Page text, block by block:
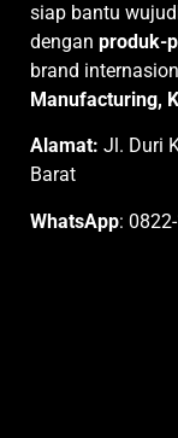
siap bantu
dengan produk-
brand
Manufacturing,
Alamat: Jl. Duri
Barat
WhatsApp: